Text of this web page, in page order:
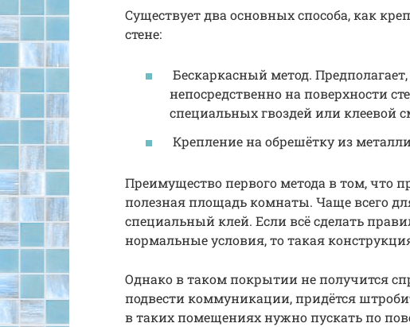
Существует два основных способа, как
стене:
Бескаркасный метод.
непосредственно на поверхности
специальных гвоздей или клеевой
Крепление на обрешётку из
Преимущество первого метода в том, что
полезная площадь комнаты. Чаще всего
специальный клей. Если всё сделать
нормальные условия, то такая
Однако в таком покрытии не получится
подвести коммуникации, придётся
в таких помещениях нужно пускать по